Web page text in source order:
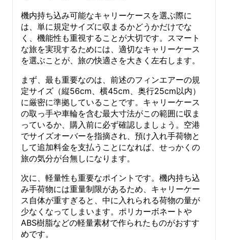
機内持ち込み可能なキャリーケースを選ぶ際に
は、単に規定サイズに収まるかどうかだけでな
く、機能性も重視することが大切です。スマート
な旅を実現するためには、適切なキャリーケース
を選ぶことが、旅の快適さを大きく左右します。
まず、最も重要なのは、前述のフィンエアーの規
定サイズ（縦56cm、横45cm、奥行25cm以内）
に厳密に準拠していることです。キャリーケース
の取っ手や車輪を含む最大寸法がこの範囲に収ま
っているか、購入前に必ず確認しましょう。空港
でサイズオーバーを指摘され、預け入れ手荷物と
して追加料金を支払うことになれば、せっかくの
旅の気分が台無しになります。
次に、軽量性も重要なポイントです。機内持ち込
み手荷物には重量制限があるため、キャリーケー
ス自体が重すぎると、中に入れられる荷物の量が
少なくなってしまいます。ポリカーボネートや
ABS樹脂などの軽量素材で作られたものがおすす
めです。